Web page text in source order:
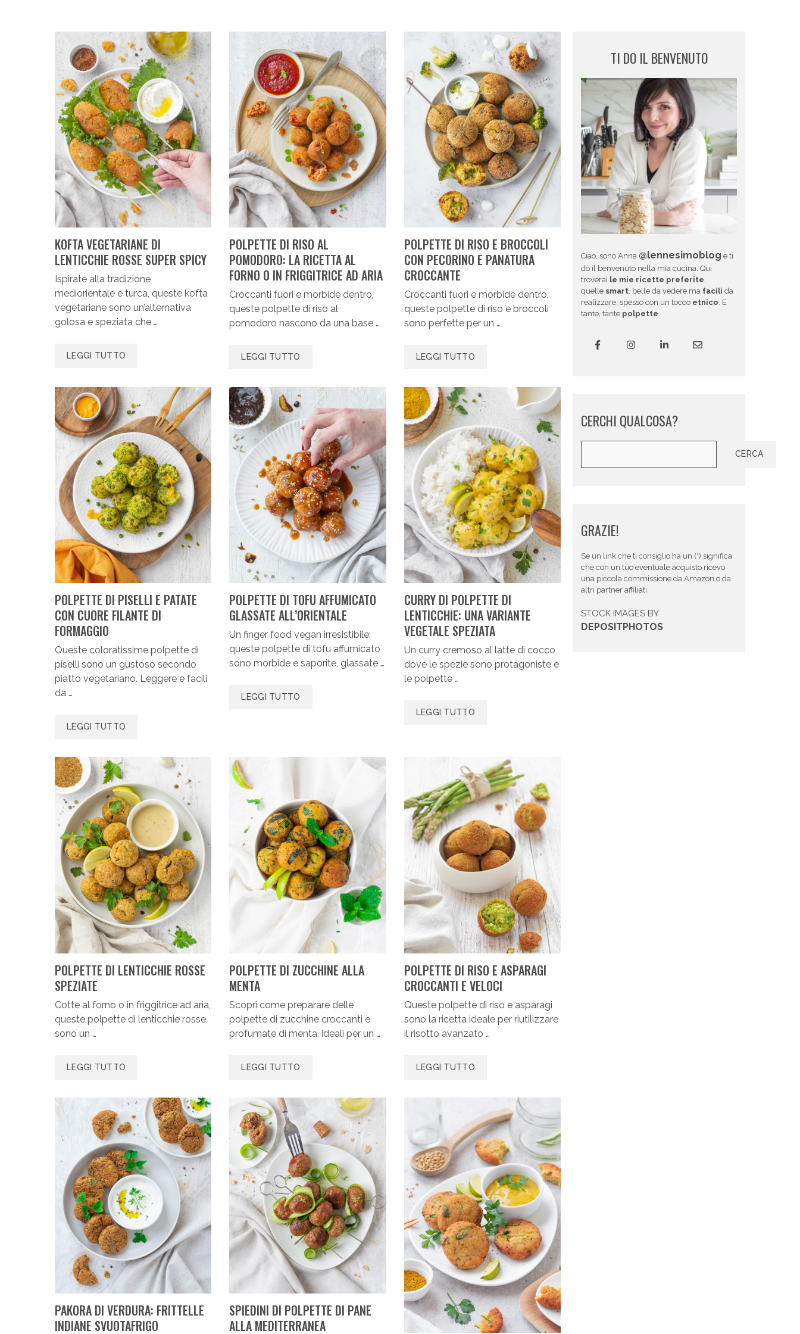
KOFTA VEGETARIANE DI
LENTICCHIE ROSSE SUPER SPICY
Ispirate alla tradizione
mediorientale e turca, queste kofta
vegetariane sono un’alternativa
golosa e speziata che …
LEGGI TUTTO
POLPETTE DI RISO AL
POMODORO: LA RICETTA AL
FORNO O IN FRIGGITRICE AD ARIA
Croccanti fuori e morbide dentro,
queste polpette di riso al
pomodoro nascono da una base …
LEGGI TUTTO
POLPETTE DI RISO E BROCCOLI
CON PECORINO E PANATURA
CROCCANTE
Croccanti fuori e morbide dentro,
queste polpette di riso e broccoli
sono perfette per un …
LEGGI TUTTO
POLPETTE DI PISELLI E PATATE
CON CUORE FILANTE DI
FORMAGGIO
Queste coloratissime polpette di
piselli sono un gustoso secondo
piatto vegetariano. Leggere e facili
da …
LEGGI TUTTO
POLPETTE DI TOFU AFFUMICATO
GLASSATE ALL’ORIENTALE
Un finger food vegan irresistibile:
queste polpette di tofu affumicato
sono morbide e saporite, glassate …
LEGGI TUTTO
CURRY DI POLPETTE DI
LENTICCHIE: UNA VARIANTE
VEGETALE SPEZIATA
Un curry cremoso al latte di cocco
dove le spezie sono protagoniste e
le polpette …
LEGGI TUTTO
POLPETTE DI LENTICCHIE ROSSE
SPEZIATE
Cotte al forno o in friggitrice ad aria,
queste polpette di lenticchie rosse
sono un …
LEGGI TUTTO
POLPETTE DI ZUCCHINE ALLA
MENTA
Scopri come preparare delle
polpette di zucchine croccanti e
profumate di menta, ideali per un …
LEGGI TUTTO
POLPETTE DI RISO E ASPARAGI
CROCCANTI E VELOCI
Queste polpette di riso e asparagi
sono la ricetta ideale per riutilizzare
il risotto avanzato …
LEGGI TUTTO
PAKORA DI VERDURA: FRITTELLE
INDIANE SVUOTAFRIGO
SPIEDINI DI POLPETTE DI PANE
ALLA MEDITERRANEA
TI DO IL BENVENUTO
Ciao, sono Anna @lennesimoblog e ti
do il benvenuto nella mia cucina. Qui
troverai le mie ricette preferite,
quelle smart, belle da vedere ma facili da
realizzare, spesso con un tocco etnico. E
tante, tante polpette.
CERCHI QUALCOSA?
CERCA
GRAZIE!
Se un link che ti consiglio ha un (*) significa
che con un tuo eventuale acquisto ricevo
una piccola commissione da Amazon o da
altri partner affiliati.
STOCK IMAGES BY
DEPOSITPHOTOS